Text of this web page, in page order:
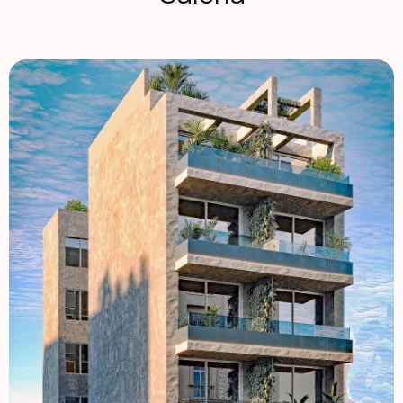
Nowoczesny design i udogodnienia Ten budynek
mieszkalny składa się z 17 jednostek, oferujących
kawalerki oraz układy z 1, 2 i 3 sypialniami. Zaprojektowane
z myślą o nowoczesnym stylu życia, każda jednostka
oferuje przestronne wnętrza i wysokiej jakości
wykończenia. Mieszkańcy mogą korzystać z przestrzeni na
dachu społeczności z podgrzewanym szklanym basenem,
idealnym do całorocznego relaksu. Dodatkowe
udogodnienia przechowywania i lokalizacji Budynek oferuje
także opcjonalne duże pomieszczenia magazynowe w
piwnicy, zapewniające dodatkowe miejsce na Twoje
rzeczy. Główne atrakcje Torrevieja, takie jak lotnisko
Alicante (45 km) oraz pobliskie pola golfowe, jak Villamartín
(10 km), czynią to miejsce idealnym dla osób
poszukujących dobrze połączonego i tętniącego życiem
środowiska życia. Ta nieruchomość w sercu Torrevieja
oferuje wszystko, czego potrzebujesz do nowoczesnego,
nadmorskiego życia. 1129